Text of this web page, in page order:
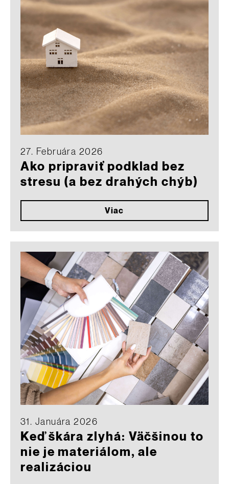
27. Februára 2026
Ako pripraviť podklad bez
stresu (a bez drahých chýb)
Viac
31. Januára 2026
Keď škára zlyhá: Väčšinou to
nie je materiálom, ale
realizáciou